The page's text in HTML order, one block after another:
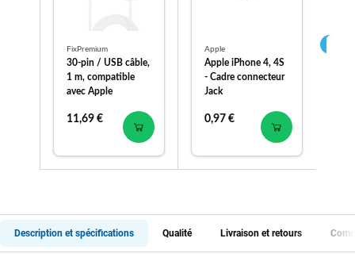
FixPremium
30-pin / USB câble,
1 m, compatible
avec Apple
11,69 €
Apple
Apple iPhone 4, 4S
- Cadre connecteur
Jack
0,97 €
Description et spécifications Qualité Livraison et retours